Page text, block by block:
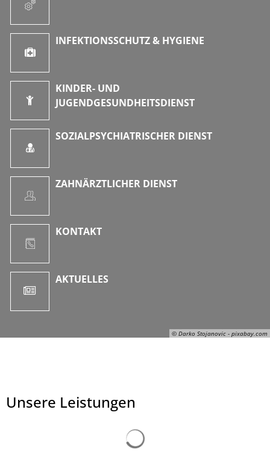
© Darko Stojanovic - pixabay.com
INFEKTIONSSCHUTZ & HYGIENE
KINDER- UND
JUGENDGESUNDHEITSDIENST
SOZIALPSYCHIATRISCHER DIENST
ZAHNÄRZTLICHER DIENST
KONTAKT
AKTUELLES
Unsere Leistungen